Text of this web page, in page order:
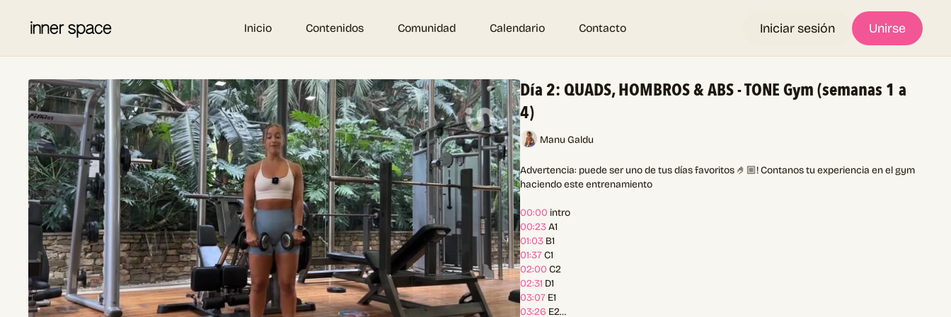
Inicio Contenidos Comunidad Calendario Contacto Iniciar sesión Unirse
Día 2: QUADS, HOMBROS & ABS - TONE Gym (semanas 1 a
4)
Manu Galdu
Advertencia: puede ser uno de tus días favoritos 🤌🏼! Contanos tu experiencia en el gym
haciendo este entrenamiento
00:00 intro
00:23A1
01:03 B1
01:37C1
02:00 C2
02:31 D1
03:07 E1
03:26 E2